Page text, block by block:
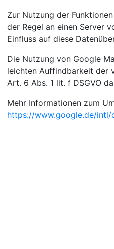
Zur Nutzung der
der Regel an einen Server
Einfluss auf diese
Die Nutzung von Google
leichten Auffindbarkeit der
Art. 6 Abs. 1 lit. f DSGVO
Mehr Informationen zum
https://www.google.de/